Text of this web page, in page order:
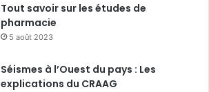
Tout savoir sur les études de
pharmacie
5 août 2023
Séismes à l’Ouest du pays : Les
explications du CRAAG